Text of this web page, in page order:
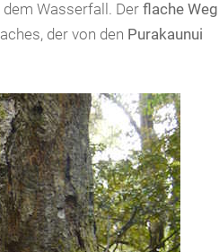
Wasserfall. Der flache Weg
der von den Purakaunui